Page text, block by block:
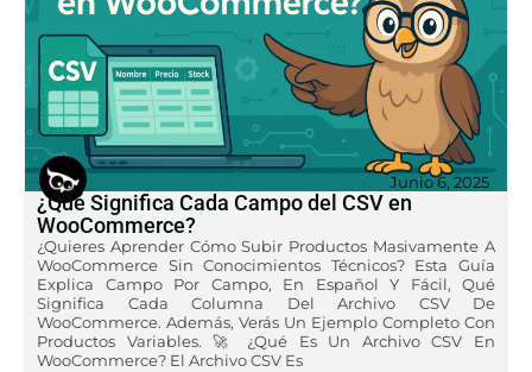
Junio 6, 2025
¿Qué Significa Cada Campo del CSV en
WooCommerce?
¿Quieres Aprender Cómo Subir Productos Masivamente A
WooCommerce Sin Conocimientos Técnicos? Esta Guía
Explica Campo Por Campo, En Español Y Fácil, Qué
Significa Cada Columna Del Archivo CSV De
WooCommerce. Además, Verás Un Ejemplo Completo Con
Productos Variables. 🚀 ¿Qué Es Un Archivo CSV En
WooCommerce? El Archivo CSV Es